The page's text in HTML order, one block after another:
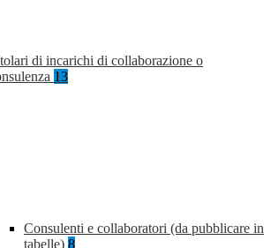
di incarichi di collaborazione o
13
Consulenti e collaboratori (da pubblicare in
tabelle) 8